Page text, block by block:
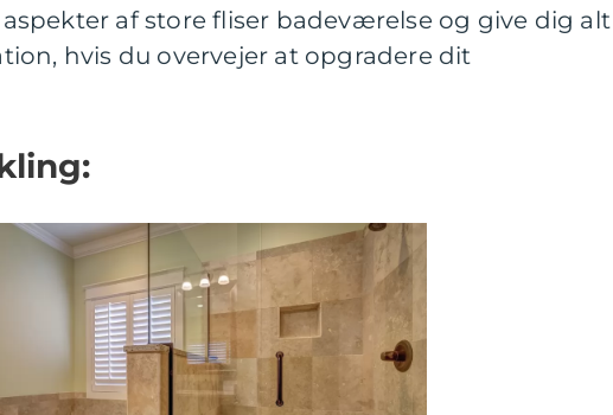
af store fliser badeværelse og give dig alt
hvis du overvejer at opgradere dit